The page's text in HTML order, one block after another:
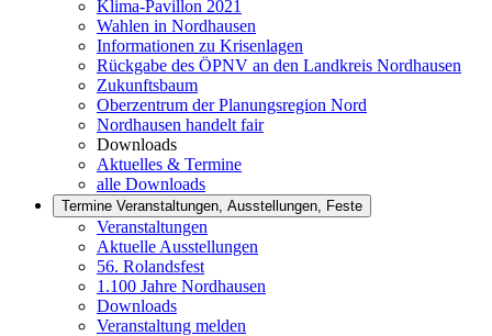
Klima-Pavillon 2021
Wahlen in Nordhausen
Informationen zu Krisenlagen
Rückgabe des ÖPNV an den Landkreis Nordhausen
Zukunftsbaum
Oberzentrum der Planungsregion Nord
Nordhausen handelt fair
Downloads
Aktuelles & Termine
alle Downloads
Termine Veranstaltungen, Ausstellungen, Feste
Veranstaltungen
Aktuelle Ausstellungen
56. Rolandsfest
1.100 Jahre Nordhausen
Downloads
Veranstaltung melden